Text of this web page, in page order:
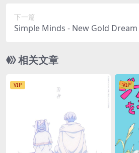
下一篇
Simple Minds - New Gold
相关文章
VIP VIP